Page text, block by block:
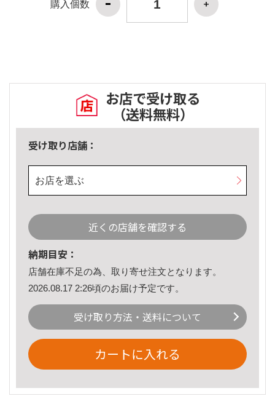
購入個数
お店で受け取る
（送料無料）
受け取り店舗：
お店を選ぶ
近くの店舗を確認する
納期目安：
店舗在庫不足の為、取り寄せ注文となります。
2026.08.17 2:26頃のお届け予定です。
受け取り方法・送料について
カートに入れる